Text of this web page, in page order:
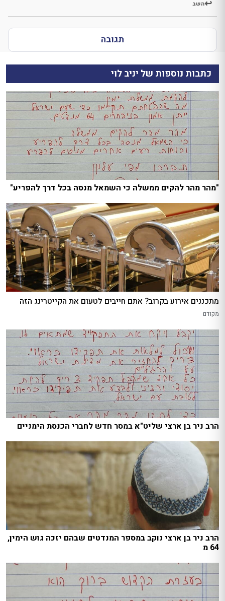
השב
תגובה
כתבות נוספות של יניב לוי
"מהר מהר להקים ממשלה כי השמאל מנסה בכל דרך להפריע"
מתכננים אירוע בקרוב? אתם חייבים לטעום את הקייטרינג הזה
מקודם
הרב ניר בן ארצי שליט"א במסר חדש לחברי הכנסת הימניים
הרב ניר בן ארצי נוקב במספר המנדטים שבהם יזכה גוש הימין,
64 מ